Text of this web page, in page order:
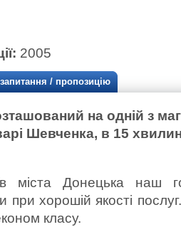
2005
запитання / пропозицію
на одній з
Шевченка, в 15
міста Донецька наш
при хорошій якості
класу.